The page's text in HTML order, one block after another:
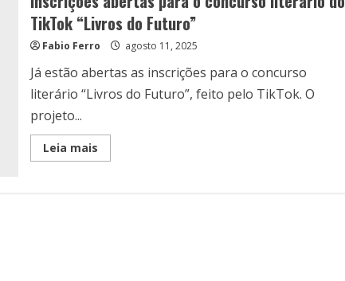
TikTok “Livros do Futuro”
Fabio Ferro agosto 11, 2025
Já estão abertas as inscrições para o concurso
literário “Livros do Futuro”, feito pelo TikTok. O
projeto...
Leia maisRead
more